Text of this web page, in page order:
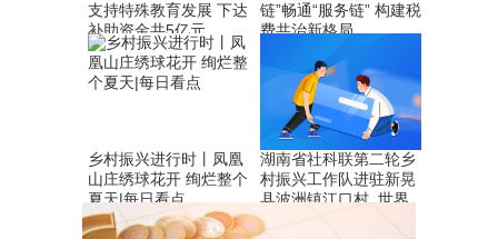
支持特殊教育发展 下达
补助资金共5亿元
链”畅通“服务链” 构建税
费共治新格局
乡村振兴进行时丨凤凰
山庄绣球花开 绚烂整个
夏天|每日看点
湖南省社科联第二轮乡
村振兴工作队进驻新晃
县波洲镇江口村_世界
最新